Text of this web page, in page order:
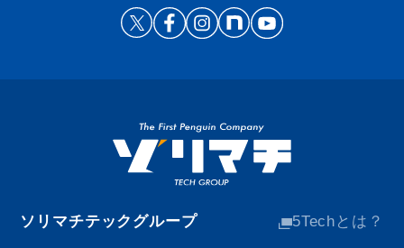
ソリマチテックグループ 5Techとは？